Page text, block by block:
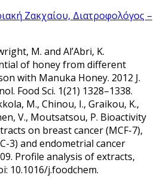
Ζακχαίου, Διατροφολόγος –
M. and Al’Abri, K.
of honey from different
with Manuka Honey. 2012 J.
Food Sci. 1(21) 1328–1338.
M., Chinou, I., Graikou, K.,
V., Moutsatsou, P. Bioactivity
on breast cancer (MCF-7),
3) and endometrial cancer
Profile analysis of extracts,
10.1016/j.foodchem.